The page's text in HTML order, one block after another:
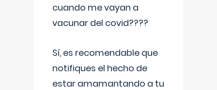
cuando me vayan a
vacunar del covid????
Sí, es recomendable que
notifiques el hecho de
estar amamantando a tu